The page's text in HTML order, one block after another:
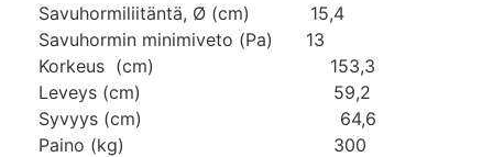
Savuhormiliitäntä, Ø (cm) 15,4
Savuhormin minimiveto (Pa) 13
Korkeus (cm) 153,3
Leveys (cm) 59,2
Syvyys (cm) 64,6
Paino (kg) 300